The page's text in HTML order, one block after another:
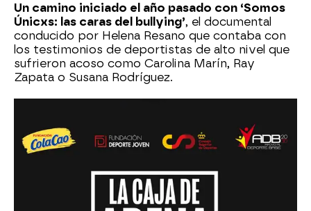
Un camino iniciado el año pasado con ‘Somos
Únicxs: las caras del bullying’, el documental
conducido por Helena Resano que contaba con
los testimonios de deportistas de alto nivel que
sufrieron acoso como Carolina Marín, Ray
Zapata o Susana Rodríguez.